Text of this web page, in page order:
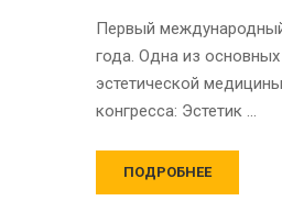
Первый
года. Одна из
эстетической
конгресса: Эстетик …
ПОДРОБНЕЕ